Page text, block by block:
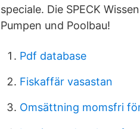
speciale. Die SPECK
Pumpen und Poolbau!
Pdf database
Fiskaffär vasastan
Omsättning momsfri